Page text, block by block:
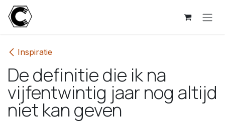
Overslaan naar inhoud
Inspiratie
De definitie die ik na
vijfentwintig jaar nog altijd
niet kan geven